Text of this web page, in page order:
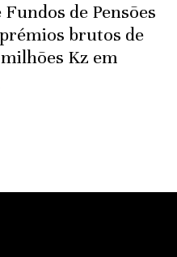
Fundos de Pensões
brutos de
Kz em